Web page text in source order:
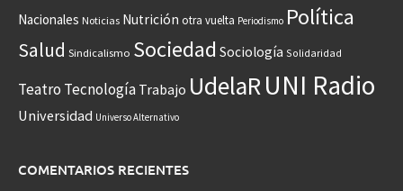
Nacionales Noticias Nutrición otra vuelta Periodismo Política
Salud Sindicalismo Sociedad Sociología Solidaridad
Teatro Tecnología Trabajo UdelaRUNI Radio
Universidad Universo Alternativo
COMENTARIOS RECIENTES